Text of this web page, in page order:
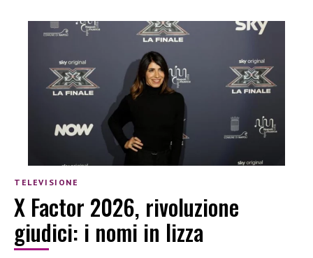
TELEVISIONE
X Factor 2026, rivoluzione
giudici: i nomi in lizza